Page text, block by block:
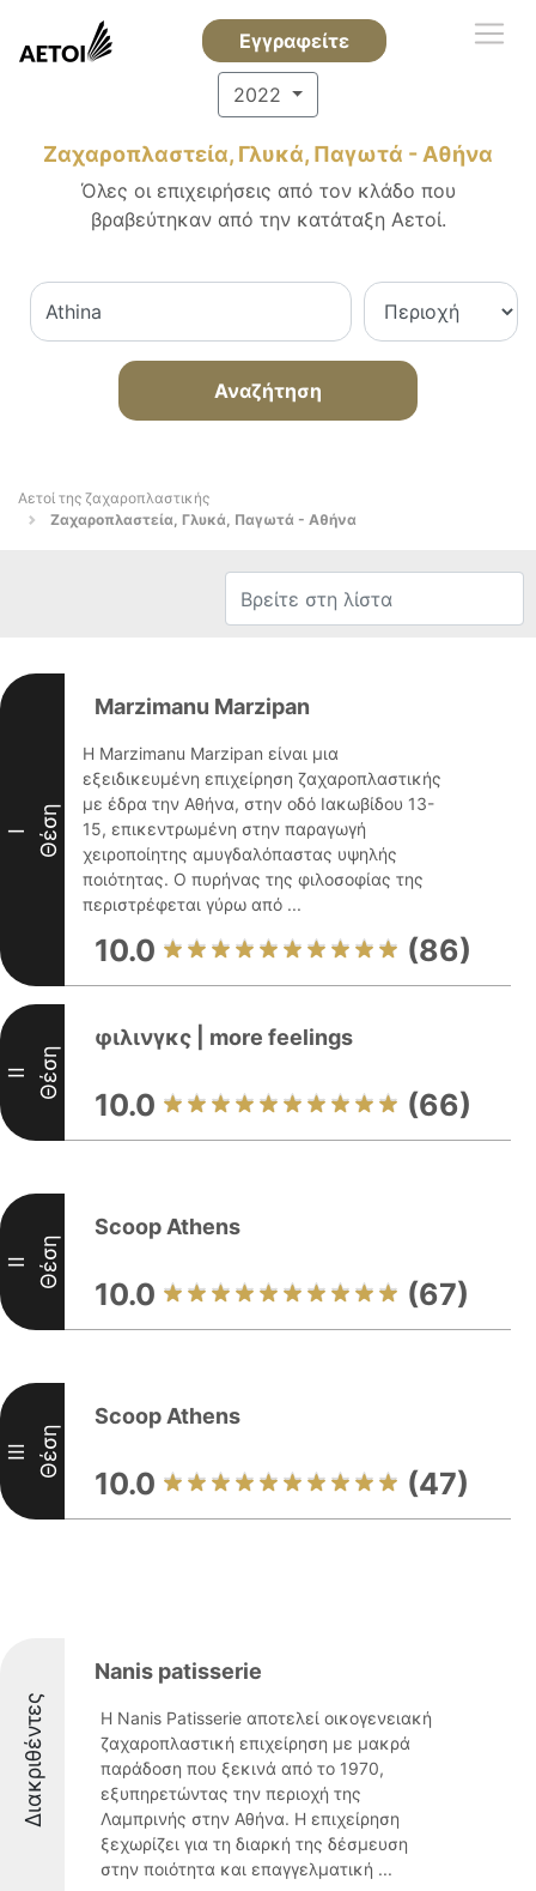
Εγγραφείτε
2022
Ζαχαροπλαστεία, Γλυκά, Παγωτά - Αθήνα
Όλες οι επιχειρήσεις από τον κλάδο που
βραβεύτηκαν από την κατάταξη Αετοί.
Αναζήτηση
Αετοί της ζαχαροπλαστικής
Ζαχαροπλαστεία, Γλυκά, Παγωτά - Αθήνα
I Θέση
Marzimanu Marzipan
Η Marzimanu Marzipan είναι μια
εξειδικευμένη επιχείρηση ζαχαροπλαστικής
με έδρα την Αθήνα, στην οδό Ιακωβίδου 13-
15, επικεντρωμένη στην παραγωγή
χειροποίητης αμυγδαλόπαστας υψηλής
ποιότητας. Ο πυρήνας της φιλοσοφίας της
περιστρέφεται γύρω από ...
10.0 (86)
II Θέση
φιλινγκς | more feelings
10.0 (66)
II Θέση
Scoop Athens
10.0 (67)
III Θέση
Scoop Athens
10.0 (47)
Διακριθέντες
Nanis patisserie
Η Nanis Patisserie αποτελεί οικογενειακή
ζαχαροπλαστική επιχείρηση με μακρά
παράδοση που ξεκινά από το 1970,
εξυπηρετώντας την περιοχή της
Λαμπρινής στην Αθήνα. Η επιχείρηση
ξεχωρίζει για τη διαρκή της δέσμευση
στην ποιότητα και επαγγελματική ...